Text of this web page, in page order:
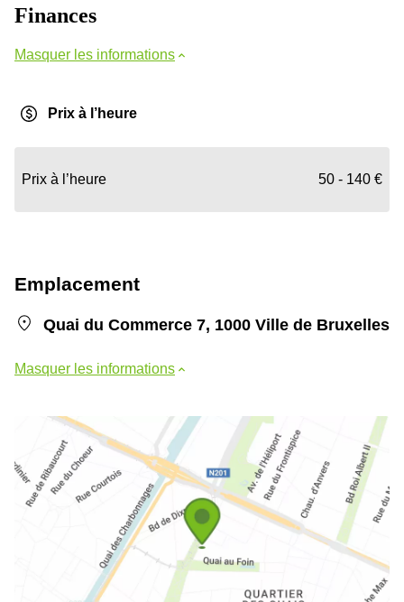
Finances
Masquer les informations
Prix à l’heure
Prix à l’heure 50 - 140 €
Emplacement
Quai du Commerce 7, 1000 Ville de Bruxelles
Masquer les informations